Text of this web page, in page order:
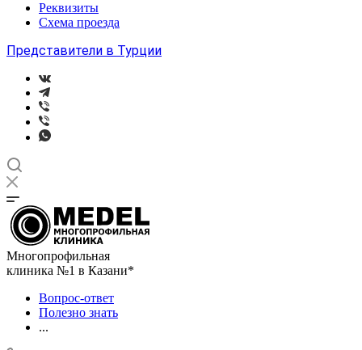
Реквизиты
Схема проезда
Представители в Турции
Многопрофильная
клиника №1 в Казани*
Вопрос-ответ
Полезно знать
...